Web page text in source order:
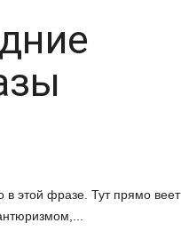
в этой фразе. Тут прямо веет